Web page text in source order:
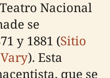
Nacional
se
y 1881 (Sitio
). Esta
que se